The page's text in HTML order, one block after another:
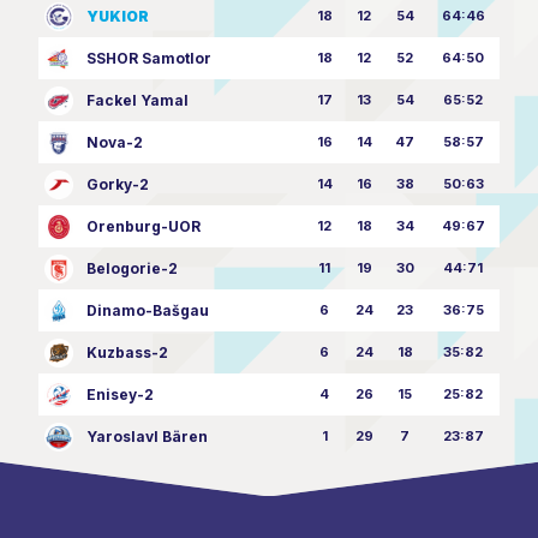
YUKIOR 18 12 54 64:46
SSHOR Samotlor 18 12 52 64:50
Fackel Yamal 17 13 54 65:52
Nova-2 16 14 47 58:57
Gorky-2 14 16 38 50:63
Orenburg-UOR 12 18 34 49:67
Belogorie-2 11 19 30 44:71
Dinamo-Bašgau 6 24 23 36:75
Kuzbass-2 6 24 18 35:82
Enisey-2 4 26 15 25:82
Yaroslavl Bären 1 29 7 23:87